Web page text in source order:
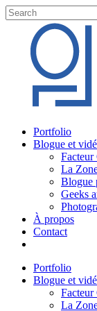
Skip
to
content
Search
Menu
Portfolio
Blogue et
La
Blogue
Geeks
À propos
Contact
Portfolio
Blogue et
La